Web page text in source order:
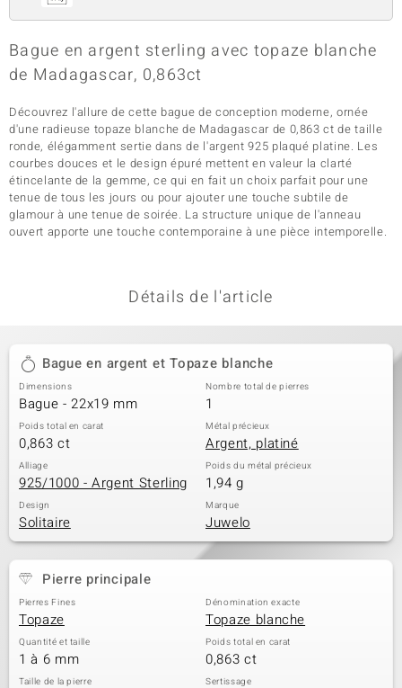
Bague en argent sterling avec topaze blanche
de Madagascar, 0,863ct
Découvrez l'allure de cette bague de conception moderne, ornée
d'une radieuse topaze blanche de Madagascar de 0,863 ct de taille
ronde, élégamment sertie dans de l'argent 925 plaqué platine. Les
courbes douces et le design épuré mettent en valeur la clarté
étincelante de la gemme, ce qui en fait un choix parfait pour une
tenue de tous les jours ou pour ajouter une touche subtile de
glamour à une tenue de soirée. La structure unique de l'anneau
ouvert apporte une touche contemporaine à une pièce intemporelle.
Détails de l'article
Bague en argent et Topaze blanche
Dimensions
Bague - 22x19 mm
Nombre total de pierres
1
Poids total en carat
0,863 ct
Métal précieux
Argent, platiné
Alliage
925/1000 - Argent Sterling
Poids du métal précieux
1,94 g
Design
Solitaire
Marque
Juwelo
Pierre principale
Pierres Fines
Topaze
Dénomination exacte
Topaze blanche
Quantité et taille
1 à 6 mm
Poids total en carat
0,863 ct
Taille de la pierre Sertissage